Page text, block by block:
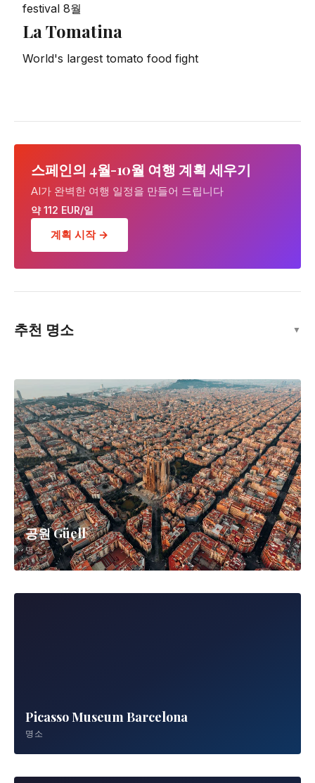
festival 8월
La Tomatina
World's largest tomato food fight
스페인의 4월-10월 여행 계획 세우기
AI가 완벽한 여행 일정을 만들어 드립니다
약 112 EUR/일
계획 시작 →
추천 명소 ▼
명소
공원 Güell
명소
Picasso Museum Barcelona
명소